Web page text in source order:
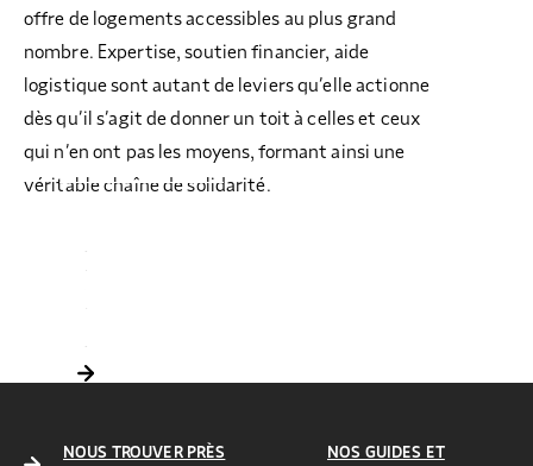
offre de logements accessibles au plus grand
nombre. Expertise, soutien financier, aide
logistique sont autant de leviers qu’elle actionne
dès qu’il s’agit de donner un toit à celles et ceux
qui n’en ont pas les moyens, formant ainsi une
véritable chaîne de solidarité.
ET PRÉCAIRE
ACCUEILLIR, ACCOMPAGNER, LOGER
SOUTENIR L’ENGAGEMENT DES
NOUS TROUVER PRÈS
NOS GUIDES ET